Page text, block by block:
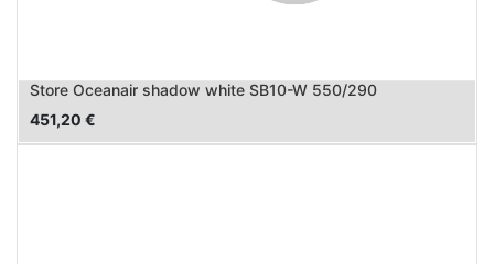
Store Oceanair shadow white SB10-W 550/290
451,20 €